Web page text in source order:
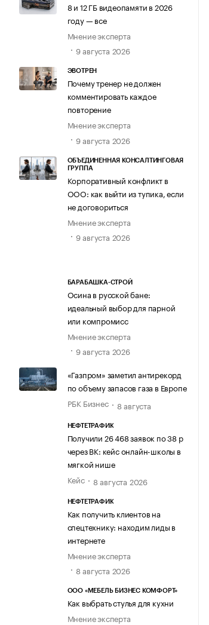
8 и 12 ГБ видеопамяти в 2026
году — все
Мнение эксперта
9 августа 2026
ЭВОТРЕН
Почему тренер не должен
комментировать каждое
повторение
Мнение эксперта
9 августа 2026
ОБЪЕДИНЕННАЯ КОНСАЛТИНГОВАЯ
ГРУППА
Корпоративный конфликт в
ООО: как выйти из тупика, если
не договориться
Мнение эксперта
9 августа 2026
БАРАБАШКА-СТРОЙ
Осина в русской бане:
идеальный выбор для парной
или компромисс
Мнение эксперта
9 августа 2026
«Газпром» заметил антирекорд
по объему запасов газа в Европе
РБК Бизнес
8 августа
НЕФТЕТРАФИК
Получили 26 468 заявок по 38 р
через ВК: кейс онлайн-школы в
мягкой нише
Кейс
8 августа 2026
НЕФТЕТРАФИК
Как получить клиентов на
спецтехнику: находим лиды в
интернете
Мнение эксперта
8 августа 2026
ООО «МЕБЕЛЬ БИЗНЕС КОМФОРТ»
Как выбрать стулья для кухни
Мнение эксперта